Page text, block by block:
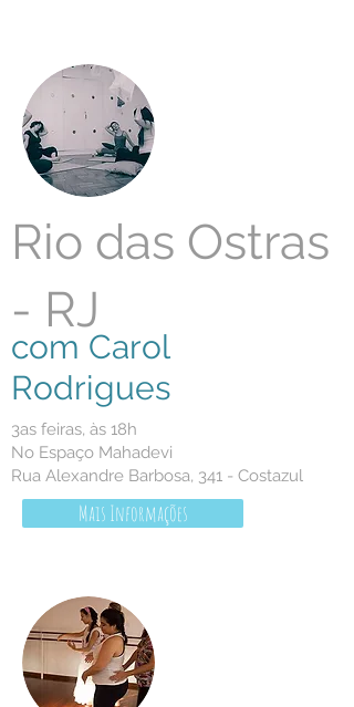
Rio das Ostras
- RJ
com Carol
Rodrigues
3as feiras, às 18h
No Espaço Mahadevi
Rua Alexandre Barbosa, 341 - Costazul
Mais Informações